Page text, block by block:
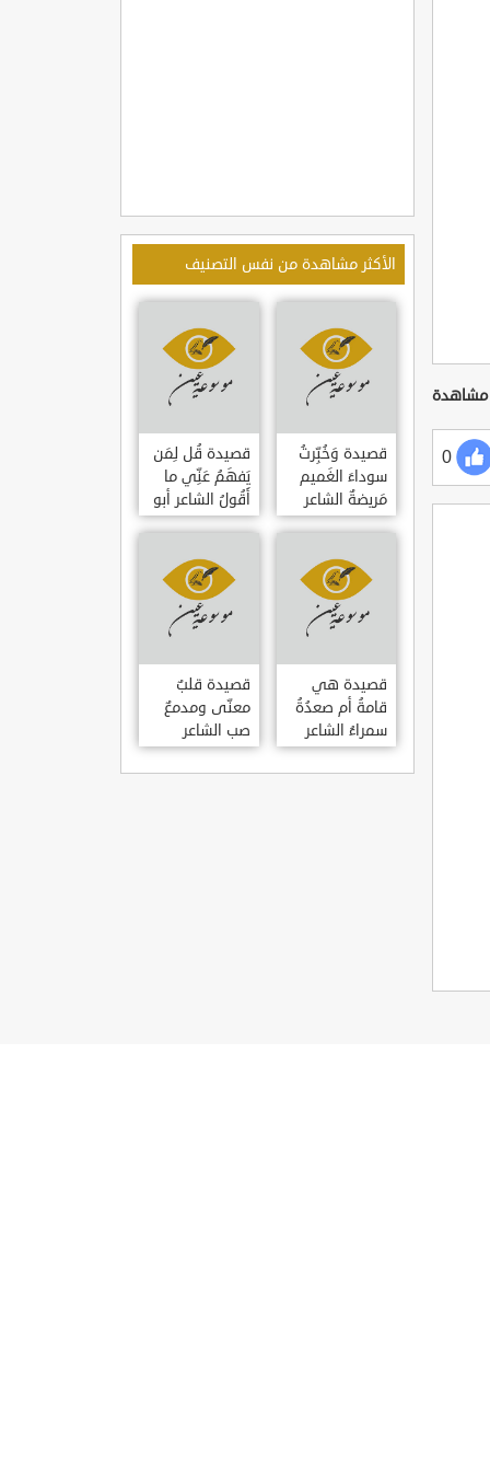
0
الأكثر مشاهدة من نفس التصنيف
قصيدة وَخُبِّرتُ
سوداءَ الغَميم
مَريضةٌ الشاعر
العوام بن عقبة
قصيدة قُل لِمَن
يَفهَمُ عَنِّي ما
أَقُولُ الشاعر أبو
حامد الغزالي
قصيدة هي
قامةُ أم صعدُةُ
سمراءُ الشاعر
سيف الدين
المشد
قصيدة قلبٌ
معنّى ومدمعٌ
صب الشاعر
سيف الدين
المشد